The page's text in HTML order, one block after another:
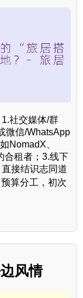
社交媒体/群
微信/WhatsApp
NomadX、
合租者；3.线下
接结识志同道
算分工，初次
风情